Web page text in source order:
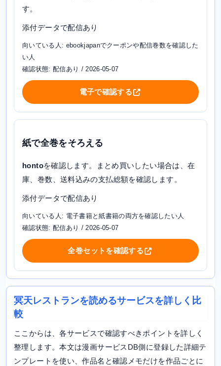
す。
添付データで配信あり
向いている人: ebookjapanでクーポンや配信巻数を確認した
い人
確認状態: 配信あり / 2026-05-07
電子で確認する
紙で全巻をそろえる
hontoを確認します。まとめ買いしたい場合は、在
庫、巻数、送料込みの支払総額を確認します。
添付データで配信あり
向いている人: 電子書籍と紙書籍の両方を確認したい人
確認状態: 配信あり / 2026-05-07
全巻セットを確認する
冥天レストランを読めるサービスを詳しく比
較
ここからは、各サービスで確認すべきポイントを詳しく
整理します。本文は漫画サービスDB側に登録した詳細テ
ンプレートを使い、作品名と確認メモだけを作品ごとに